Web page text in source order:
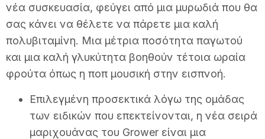
νέα συσκευασία, φεύγει από μια μυρωδιά που θα
σας κάνει να θέλετε να πάρετε μια καλή
πολυβιταμίνη. Μια μέτρια ποσότητα παγωτού
και μια καλή γλυκύτητα βοηθούν τέτοια ωραία
φρούτα όπως η ποπ μουσική στην εισπνοή.
Επιλεγμένη προσεκτικά λόγω της ομάδας
των ειδικών που επεκτείνονται, η νέα σειρά
μαριχουάνας του Grower είναι μια